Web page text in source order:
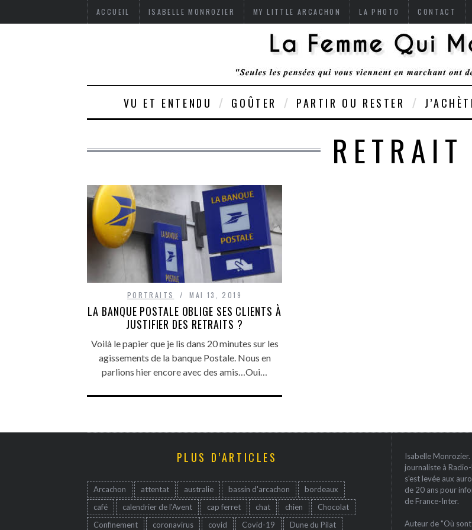
ACCUEIL ISABELLE MONROZIER MY LITTLE ARCACHON LA PHOTO CONTACT
VU ET ENTENDU GOÛTER PARTIR OU RESTER
RETRAIT
PORTRAITS MAI 13, 2019
LA BANQUE POSTALE OBLIGE SES CLIENTS À
JUSTIFIER DES RETRAITS ?
Voilà le papier que je lis dans 20 minutes sur les
agissements de la banque Postale. Nous en
parlions hier encore avec des amis…Oui…
PLUS D’ARTICLES
Arcachon attentat australie bassin d'arcachon
bordeaux
café
calendrier de l'Avent cap ferret chat chien
Chocolat
Confinement
coronavirus covid Covid-19 Dune du Pilat
Isabelle Monrozier.
journaliste à
s'est levée aux
de 20 ans pour
de France-Inter.
Auteur de "Où